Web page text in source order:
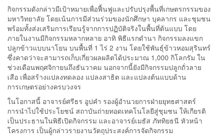
กิจกรรมดังกล่าวมีเป้าหมายเพื่อฟื้นฟูและปรับปรุงพื้นที่เกษตรกรรมของ
มหาวิทยาลัย โดยเน้นการมีส่วนร่วมของนักศึกษา บุคลากร และชุมชน
พร้อมทั้งส่งเสริมการเรียนรู้จากการปฏิบัติจริงในพื้นที่ต้นแบบ โดย
ภายในงานมีกิจกรรมหลากหลาย อาทิ พิธีแรกดำนา กิจกรรมลงแขก
ปลูกข้าวแบบนาโยน บนพื้นที่ 1 ไร่ 2 งาน โดยใช้พันธุ์ข้าวหอมสุรินทร์
ซึ่งคาดว่าจะสามารถเก็บเกี่ยวผลผลิตได้ประมาณ 1,000 กิโลกรัม ใน
ช่วงเดือนพฤศจิกายนถึงธันวาคม นอกจากนี้ยังมีกิจกรรมปลูกถั่วลาย
เสือ เพื่อสร้างแปลงทดลอง แปลงสาธิต และแปลงต้นแบบด้าน
การเกษตรอย่างครบวงจร
ในโอกาสนี้ อาจารย์ศรีธร อูปคำ รองผู้อำนวยการฝ่ายยุทธศาสตร์
การนำไปใช้ประโยชน์ สถาบันถ่ายทอดเทคโนโลยีสู่ชุมชน ให้เกียรติ
เป็นประธานในพิธีเปิดกิจกรรม และอาจารย์เมธัส ภัททิยธนี หัวหน้า
โครงการ เป็นผู้กล่าวรายงานวัตถุประสงค์การจัดกิจกรรม